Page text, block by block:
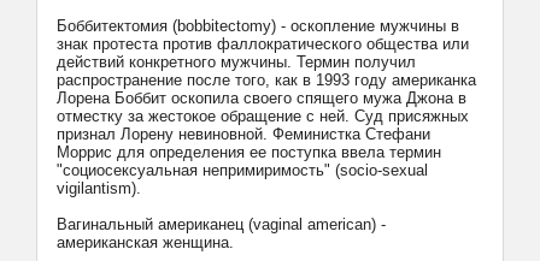
Боббитектомия (bobbitectomy) - оскопление мужчины в
знак протеста против фаллократического общества или
действий конкретного мужчины. Термин получил
распространение после того, как в 1993 году американка
Лорена Боббит оскопила своего спящего мужа Джона в
отместку за жестокое обращение с ней. Суд присяжных
признал Лорену невиновной. Феминистка Стефани
Моррис для определения ее поступка ввела термин
"социосексуальная непримиримость" (socio-sexual
vigilantism).
Вагинальный американец (vaginal american) -
американская женщина.